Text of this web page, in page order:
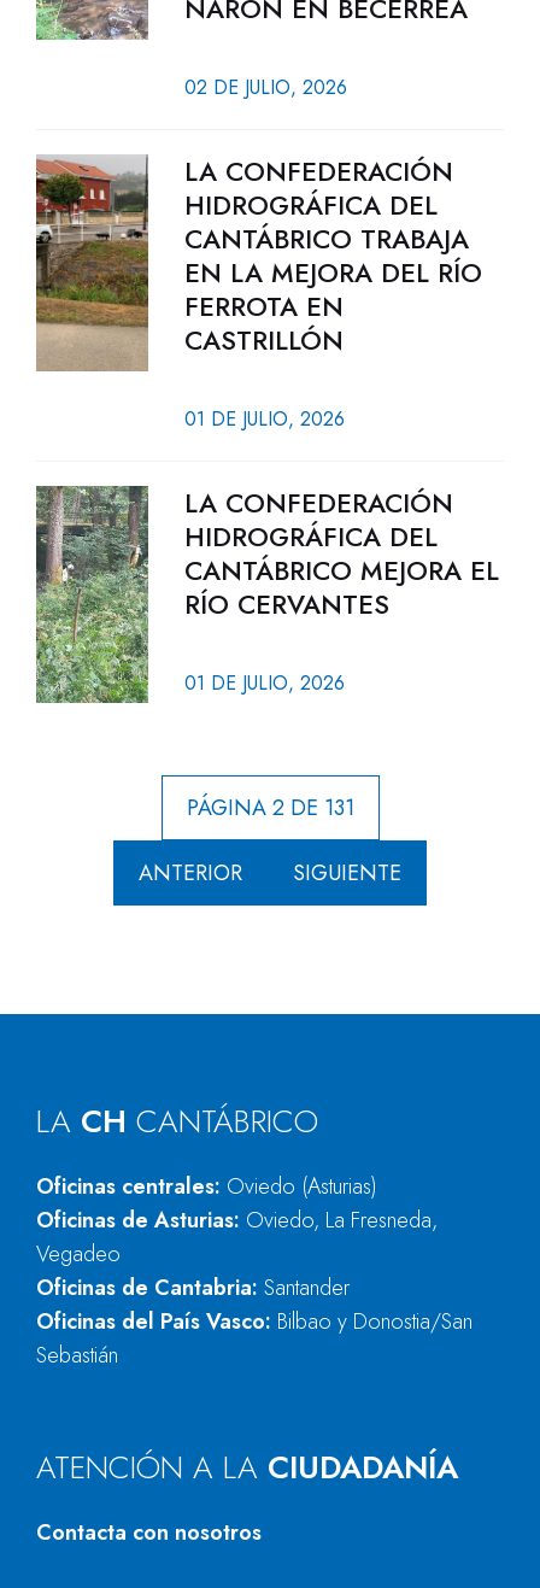
NARÓN EN BECERREÁ
02 DE JULIO, 2026
LA CONFEDERACIÓN
HIDROGRÁFICA DEL
CANTÁBRICO TRABAJA
EN LA MEJORA DEL RÍO
FERROTA EN
CASTRILLÓN
01 DE JULIO, 2026
LA CONFEDERACIÓN
HIDROGRÁFICA DEL
CANTÁBRICO MEJORA EL
RÍO CERVANTES
01 DE JULIO, 2026
PÁGINA 2 DE 131
ANTERIOR SIGUIENTE
LA CH CANTÁBRICO
Oficinas centrales: Oviedo (Asturias)
Oficinas de Asturias: Oviedo, La Fresneda,
Vegadeo
Oficinas de Cantabria: Santander
Oficinas del País Vasco: Bilbao y Donostia/San
Sebastián
ATENCIÓN A LA CIUDADANÍA
Contacta con nosotros